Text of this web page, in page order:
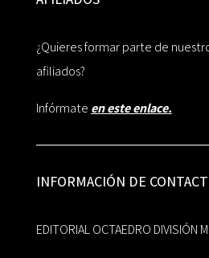
¿Quieres formar parte de
afiliados?
Infórmate en este enlace.
INFORMACIÓN DE
EDITORIAL OCTAEDRO DIVISIÓN